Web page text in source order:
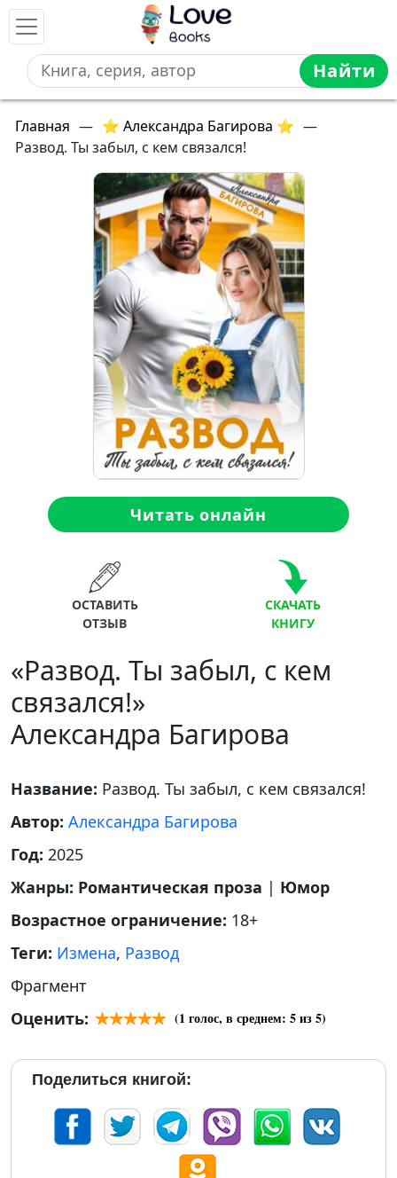
Найти
Главная — ⭐ Александра Багирова ⭐ —
Развод. Ты забыл, с кем связался!
Читать онлайн
ОСТАВИТЬ
ОТЗЫВ
СКАЧАТЬ
КНИГУ
«Развод. Ты забыл, с кем
связался!»
Александра Багирова
Название: Развод. Ты забыл, с кем связался!
Автор: Александра Багирова
Год: 2025
Жанры: Романтическая проза | Юмор
Возрастное ограничение: 18+
Теги: Измена, Развод
Фрагмент
Оценить:
(1 голос, в среднем: 5из 5)
Поделиться книгой: